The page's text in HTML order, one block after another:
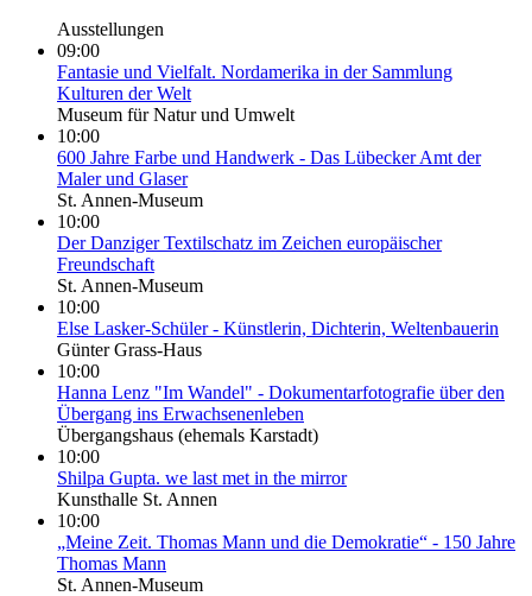
Ausstellungen
09:00
Fantasie und Vielfalt. Nordamerika in der Sammlung
Kulturen der Welt
Museum für Natur und Umwelt
10:00
600 Jahre Farbe und Handwerk - Das Lübecker Amt der
Maler und Glaser
St. Annen-Museum
10:00
Der Danziger Textilschatz im Zeichen europäischer
Freundschaft
St. Annen-Museum
10:00
Else Lasker-Schüler - Künstlerin, Dichterin, Weltenbauerin
Günter Grass-Haus
10:00
Hanna Lenz "Im Wandel" - Dokumentarfotografie über den
Übergang ins Erwachsenenleben
Übergangshaus (ehemals Karstadt)
10:00
Shilpa Gupta. we last met in the mirror
Kunsthalle St. Annen
10:00
„Meine Zeit. Thomas Mann und die Demokratie“ - 150 Jahre
Thomas Mann
St. Annen-Museum